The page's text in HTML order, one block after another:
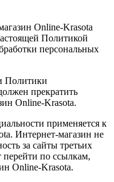
Online-Krasota
Политикой
персональных
Политики
прекратить
Online-Krasota.
применяется к
Интернет-магазин не
за сайты третьих
перейти по ссылкам,
Online-Krasota.